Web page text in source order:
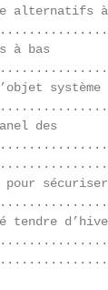
alternatifs à
à bas
système
des
pour sécuriser
tendre